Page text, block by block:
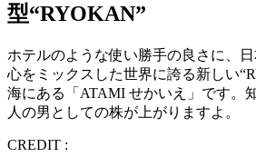
型“RYOKAN”
ホテルのような使い勝手の良さに、
心をミックスした世界に誇る新しい
海にある「ATAMI せかいえ」です。
人の男としての株が上がりますよ。
CREDIT :